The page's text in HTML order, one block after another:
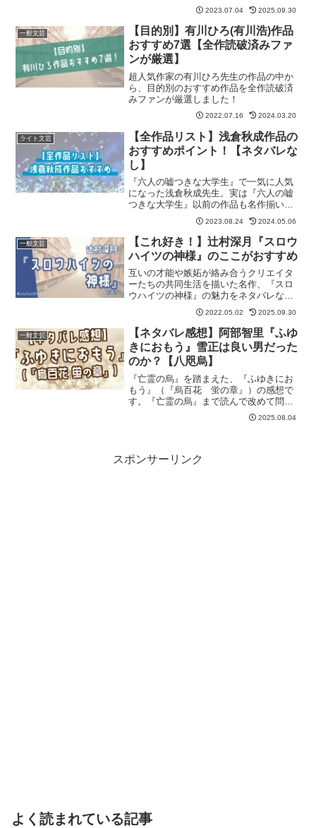
2023.07.04 2025.09.30
一般文芸
【目的別】有川ひろ(有川浩)作品
おすすめ7選【全作読破済みファ
ンが厳選】
超人気作家の有川ひろ先生の作品の中か
ら、目的別のおすすめ作品を全作読破済
みファンが厳選しました！
2022.07.16 2024.03.20
ライト文芸
【全作品リスト】浅倉秋成作品の
おすすめポイント！【ネタバレな
し】
『六人の嘘つきな大学生』で一気に人気
になった浅倉秋成先生。実は『六人の嘘
つきな大学生』以前の作品も名作揃いな
のをご存じですか…！？ということで全
作ざくっと紹介していきます！！
2023.08.24 2024.05.06
一般文芸
【これ好き！】辻村深月『スロウ
ハイツの神様』のここがおすすめ
互いの才能や嫉妬が絡み合うクリエイタ
ーたちの共同生活を描いた名作、『スロ
ウハイツの神様』の魅力をネタバレなし
でお伝えします！ 記事の最後に『スロ
ウハイツの神様』が気に入った方におす
すめの作品も紹介しています。
2022.05.02 2025.09.30
一般文芸
【ネタバレ感想】阿部智里『ふゆ
きにおもう』雪正は良い男だった
のか？【八咫烏】
『亡霊の烏』を踏まえた、『ふゆきにお
もう』（『烏百花 蛍の章』）の感想で
す。『亡霊の烏』まで読んで改めて問い
たい、雪正は冬木に想われるだけの価値
2025.08.04
スポンサーリンク
よく読まれている記事